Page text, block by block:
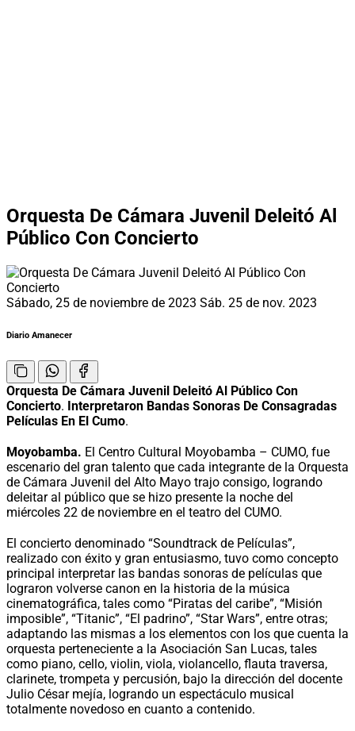
Orquesta De Cámara Juvenil Deleitó Al
Público Con Concierto
Sábado, 25 de noviembre de 2023 Sáb. 25 de nov. 2023
Diario Amanecer
Orquesta De Cámara Juvenil Deleitó Al Público Con
Concierto. Interpretaron Bandas Sonoras De Consagradas
Películas En El Cumo.
Moyobamba. El Centro Cultural Moyobamba – CUMO, fue
escenario del gran talento que cada integrante de la Orquesta
de Cámara Juvenil del Alto Mayo trajo consigo, logrando
deleitar al público que se hizo presente la noche del
miércoles 22 de noviembre en el teatro del CUMO.
El concierto denominado “Soundtrack de Películas”,
realizado con éxito y gran entusiasmo, tuvo como concepto
principal interpretar las bandas sonoras de películas que
lograron volverse canon en la historia de la música
cinematográfica, tales como “Piratas del caribe”, “Misión
imposible”, “Titanic”, “El padrino”, “Star Wars”, entre otras;
adaptando las mismas a los elementos con los que cuenta la
orquesta perteneciente a la Asociación San Lucas, tales
como piano, cello, violin, viola, violancello, flauta traversa,
clarinete, trompeta y percusión, bajo la dirección del docente
Julio César mejía, logrando un espectáculo musical
totalmente novedoso en cuanto a contenido.